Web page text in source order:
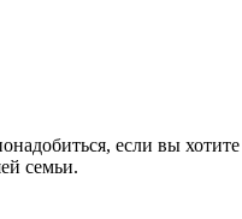
если вы
семьи.